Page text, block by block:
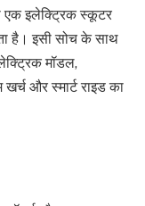
एक इलेक्ट्रिक स्कूटर
है। इसी सोच के साथ
मॉडल,
और स्मार्ट राइड का